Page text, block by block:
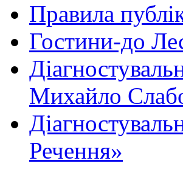
Правила
Гостини-до
Михайло
Речення»